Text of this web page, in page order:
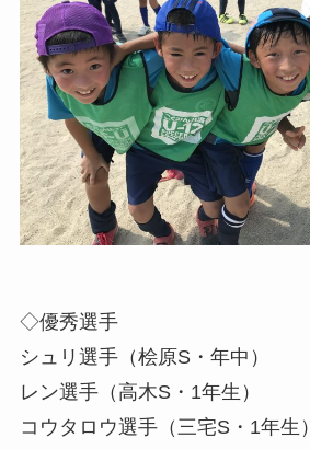
◇優秀選手
シュリ選手（桧原S・年中）
レン選手（高木S・1年生）
コウタロウ選手（三宅S・1年生）